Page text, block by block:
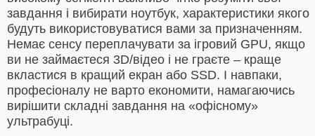
завдання і вибирати ноутбук, характеристики якого
будуть використовуватися вами за призначенням.
Немає сенсу переплачувати за ігровий GPU, якщо
ви не займаєтеся 3D/відео і не граєте – краще
вкластися в кращий екран або SSD. І навпаки,
професіоналу не варто економити, намагаючись
вирішити складні завдання на «офісному»
ультрабуці.